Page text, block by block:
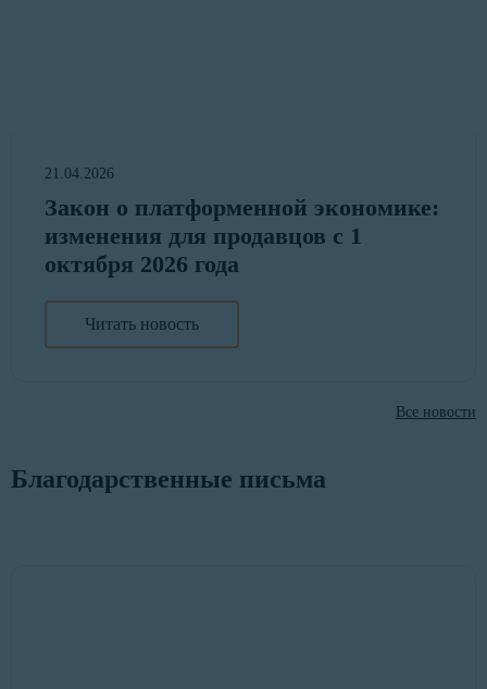
21.04.2026
Закон о платформенной экономике:
изменения для продавцов с 1
октября 2026 года
Читать новость
Все новости
Благодарственные письма